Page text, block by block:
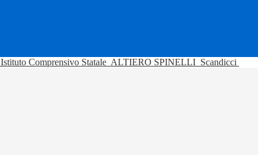
Istituto Comprensivo Statale ALTIERO SPINELLI Scandicci